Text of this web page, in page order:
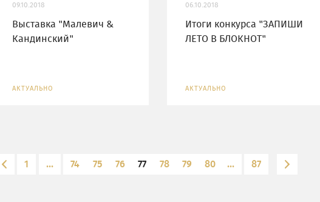
09.10.2018
Выставка "Малевич &
Кандинский"
АКТУАЛЬНО
06.10.2018
Итоги конкурса "ЗАПИШИ
ЛЕТО В БЛОКНОТ"
АКТУАЛЬНО
1 ... 74 75 76 77 78 79 80 ... 87